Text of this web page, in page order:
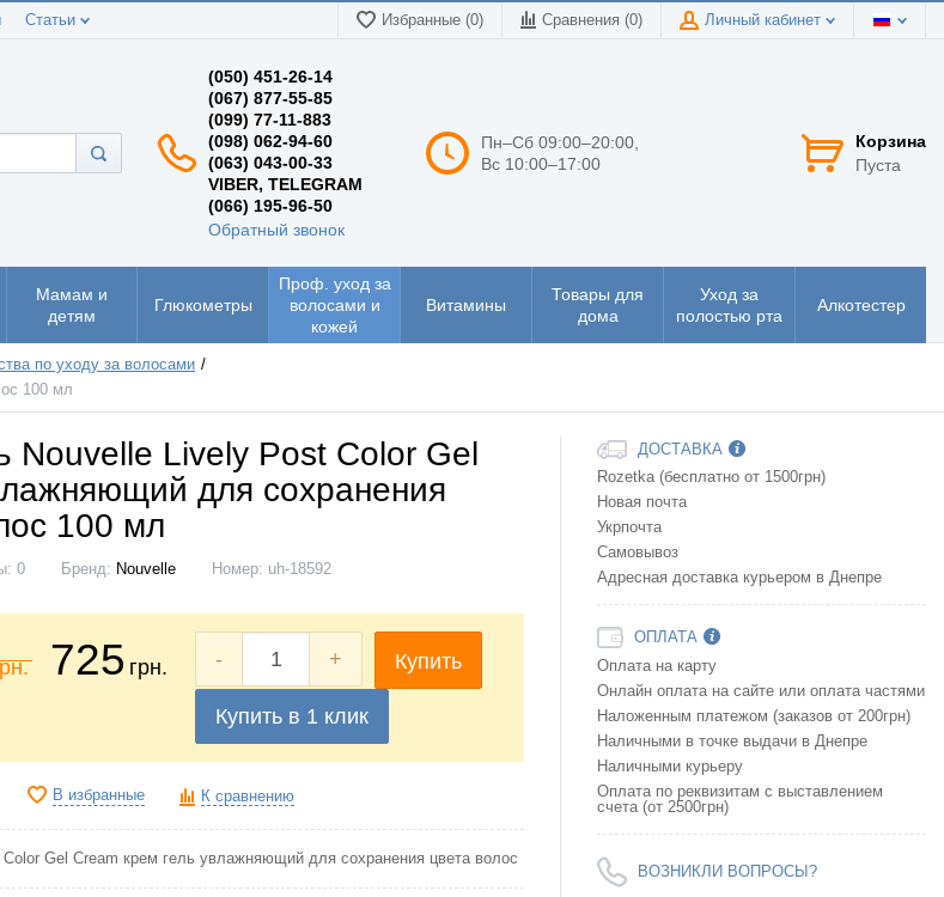
Статьи Избранные (0) Сравнения (0) Личный кабинет
(050) 451-26-14
(067) 877-55-85
(099) 77-11-883
(098) 062-94-60
(063) 043-00-33
VIBER, TELEGRAM
(066) 195-96-50
Обратный звонок
Пн–Сб 09:00–20:00,
Вс 10:00–17:00
Корзина
Пуста
Мамам и
детям
Глюкометры
Проф. уход за
волосами и
кожей
Витамины
Товары для
дома
Уход за
полостью рта
Алкотестер
по уходу за волосами
100 мл
Nouvelle Lively Post Color Gel
для сохранения
100 мл
0 Бренд: Nouvelle Номер: uh-18592
725 грн. - + Купить
Купить в 1 клик
В избранные К сравнению
Gel Cream крем гель увлажняющий для сохранения цвета волос
ДОСТАВКА
Rozetka (бесплатно от 1500грн)
Новая почта
Укрпочта
Самовывоз
Адресная доставка курьером в Днепре
ОПЛАТА
Оплата на карту
Онлайн оплата на сайте или оплата частями
Наложенным платежом (заказов от 200грн)
Наличными в точке выдачи в Днепре
Наличными курьеру
Оплата по реквизитам с выставлением
счета (от 2500грн)
ВОЗНИКЛИ ВОПРОСЫ?